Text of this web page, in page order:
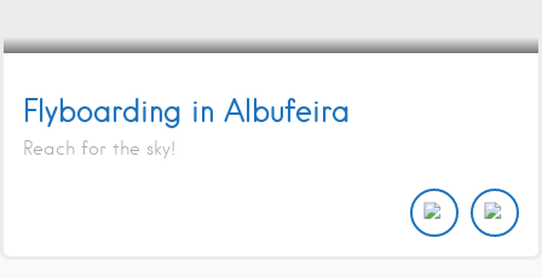
Flyboarding in Albufeira
Reach for the sky!